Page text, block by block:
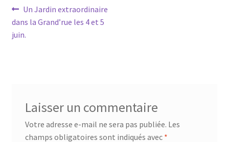
Navigation
de
Article
précédent :
Un Jardin extraordinaire
dans la Grand’rue les 4 et 5
juin.
Laisser un commentaire
Votre adresse e-mail ne sera pas publiée. Les
champs obligatoires sont indiqués avec *